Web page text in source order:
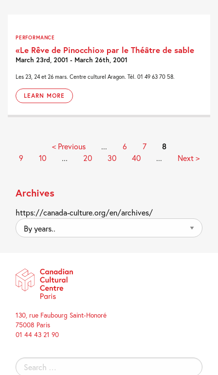
PERFORMANCE
«Le Rêve de Pinocchio» par le Théâtre de sable
March 23rd, 2001 - March 26th, 2001
Les 23, 24 et 26 mars. Centre culturel Aragon. Tél. 01 49 63 70 58.
LEARN MORE
< Previous ... 6 7
8
9
10 ... 20 30 40 ... Next >
Archives
https://canada-culture.org/en/archives/
By
years..
130, rue Faubourg Saint-Honoré
75008 Paris
01 44 43 21 90
Search